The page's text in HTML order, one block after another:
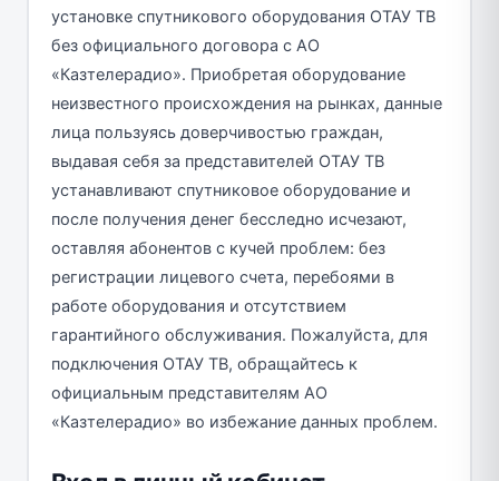
установке спутникового оборудования ОТАУ ТВ
без официального договора с АО
«Казтелерадио». Приобретая оборудование
неизвестного происхождения на рынках, данные
лица пользуясь доверчивостью граждан,
выдавая себя за представителей ОТАУ ТВ
устанавливают спутниковое оборудование и
после получения денег бесследно исчезают,
оставляя абонентов с кучей проблем: без
регистрации лицевого счета, перебоями в
работе оборудования и отсутствием
гарантийного обслуживания. Пожалуйста, для
подключения ОТАУ ТВ, обращайтесь к
официальным представителям АО
«Казтелерадио» во избежание данных проблем.